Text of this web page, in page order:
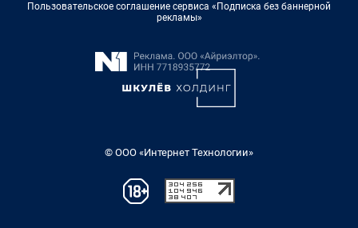
Пользовательское соглашение сервиса «Подписка без баннерной
рекламы»
© ООО «Интернет Технологии»